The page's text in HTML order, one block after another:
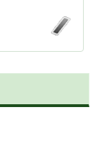
Kategoriewolke